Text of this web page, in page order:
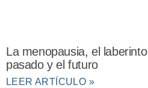
La menopausia, el
pasado y el futuro
LEER ARTÍCULO »